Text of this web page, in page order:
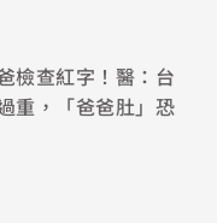
檢查紅字！醫：台
重，「爸爸肚」恐